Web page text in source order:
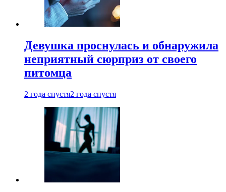
Девушка проснулась и обнаружила
неприятный сюрприз от своего
питомца
2 года спустя2 года спустя